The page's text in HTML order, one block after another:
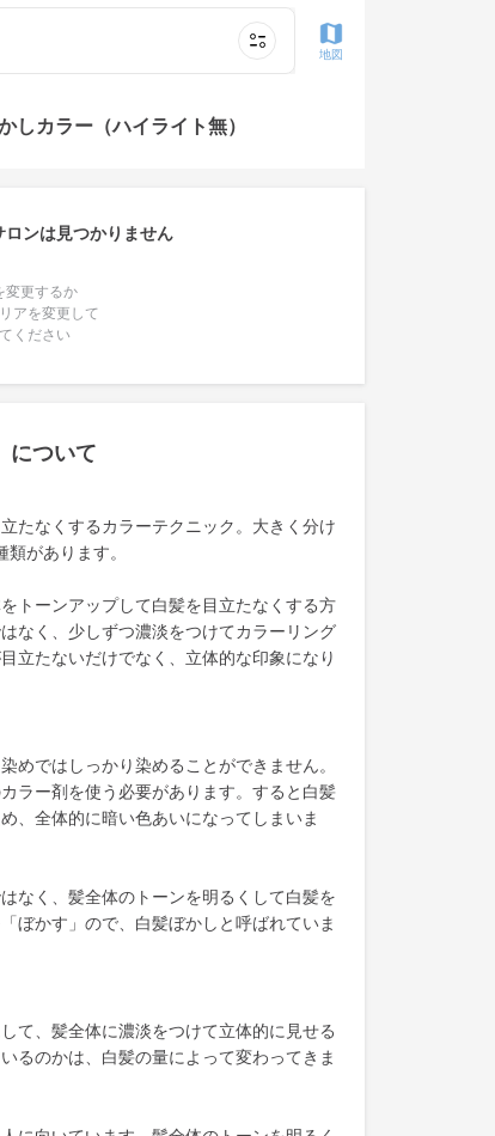
地図
しカラー（ハイライト無）
ロンは見つかりません
変更するか
アを変更して
ください
について
たなくするカラーテクニック。大きく分け
があります。
トーンアップして白髪を目立たなくする方
なく、少しずつ濃淡をつけてカラーリング
立たないだけでなく、立体的な印象になり
めではしっかり染めることができません。
ラー剤を使う必要があります。すると白髪
、全体的に暗い色あいになってしまいま
なく、髪全体のトーンを明るくして白髪を
ぼかす」ので、白髪ぼかしと呼ばれていま
て、髪全体に濃淡をつけて立体的に見せる
るのかは、白髪の量によって変わってきま